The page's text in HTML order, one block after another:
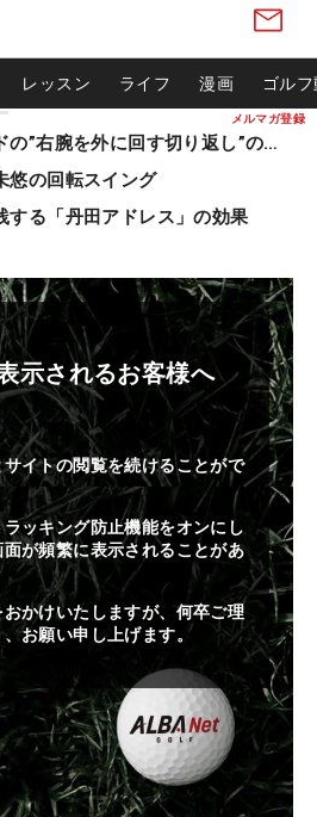
メルマガ登録
レッスン ライフ 漫画 ゴル
フリートウッドの”右腕を外に回す切り返し”の秘密
悠の回転スイング
する「丹田アドレス」の効果
示されるお客様へ
イトの閲覧を続けることがで
ッキング防止機能をオンにし
が頻繁に表示されることがあ
かけいたしますが、何卒ご理
お願い申し上げます。